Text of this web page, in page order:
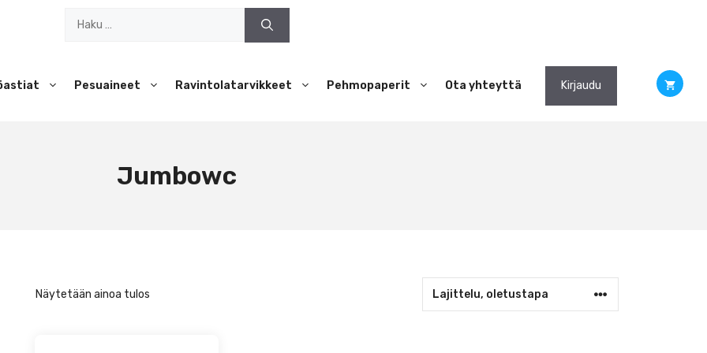
Pesuaineet Ravintolatarvikkeet Pehmopaperit Ota yhteyttä Kirjaudu
Jumbowc
Näytetään ainoa tulos